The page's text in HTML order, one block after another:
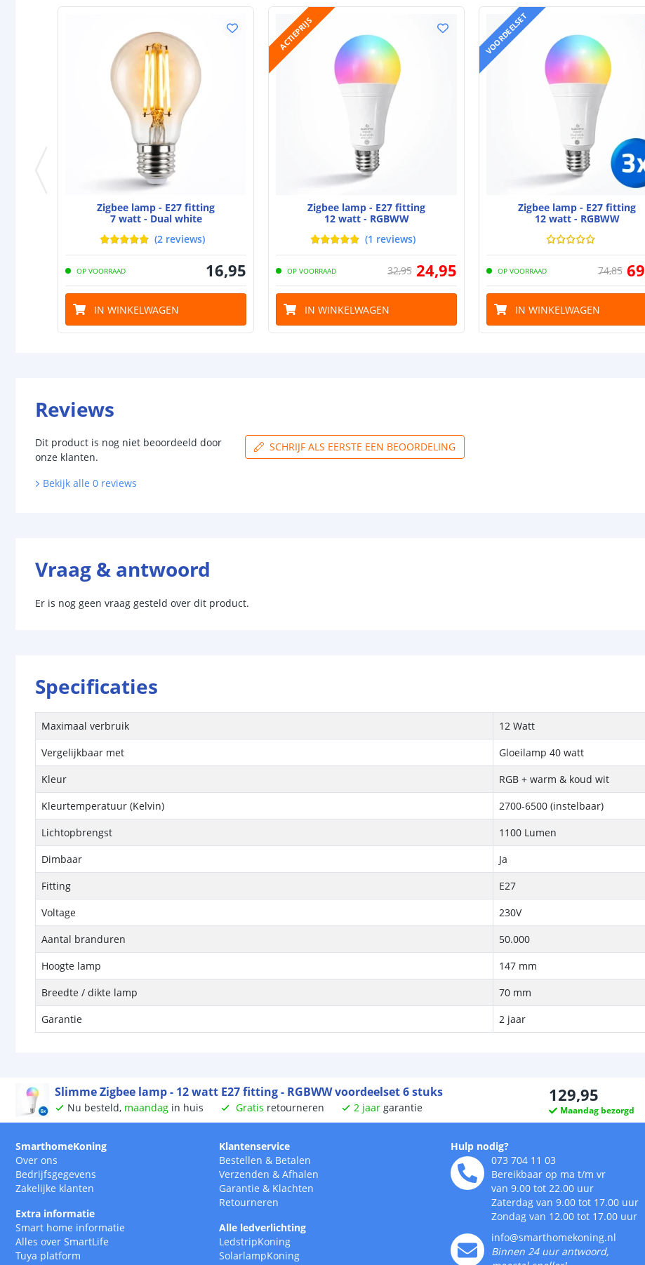
Zigbee lamp - E27 fitting
7 watt - Dual white
(2 reviews)
OP VOORRAAD 16,95
IN WINKELWAGEN
ACTIEPRIJS
Zigbee lamp - E27 fitting
12 watt - RGBWW
(1 reviews)
OP VOORRAAD 32,95 24,95
IN WINKELWAGEN
VOORDEELSET
Zigbee lamp - E27 fitting
12 watt - RGBWW
OP VOORRAAD 74,85 69
IN WINKELWAGEN
Reviews
Dit product is nog niet beoordeeld door
onze klanten.
SCHRIJF ALS EERSTE EEN BEOORDELING
Bekijk alle 0 reviews
Vraag & antwoord
Er is nog geen vraag gesteld over dit product.
Specificaties
Maximaal verbruik
12 Watt
Vergelijkbaar met
Gloeilamp 40 watt
Kleur
RGB + warm & koud wit
Kleurtemperatuur (Kelvin)
2700-6500 (instelbaar)
Lichtopbrengst
1100 Lumen
Dimbaar
Ja
Fitting
E27
Voltage
230V
Aantal branduren
50.000
Hoogte lamp
147 mm
Breedte / dikte lamp
70 mm
Garantie
2 jaar
Slimme Zigbee lamp - 12 watt E27 fitting - RGBWW voordeelset 6 stuks
Nu besteld, maandag in huis Gratis retourneren 2 jaar garantie
129,95
Maandag bezorgd
SmarthomeKoning
Over ons
Bedrijfsgegevens
Zakelijke klanten
Extra informatie
Smart home informatie
Alles over SmartLife
Tuya platform
Klantenservice
Bestellen & Betalen
Verzenden & Afhalen
Garantie & Klachten
Retourneren
Alle ledverlichting
LedstripKoning
SolarlampKoning
Hulp nodig?
073 704 11 03
Bereikbaar op ma t/m vr
van 9.00 tot 22.00 uur
Zaterdag van 9.00 tot 17.00 uur
Zondag van 12.00 tot 17.00 uur
info@smarthomekoning.nl
Binnen 24 uur antwoord,